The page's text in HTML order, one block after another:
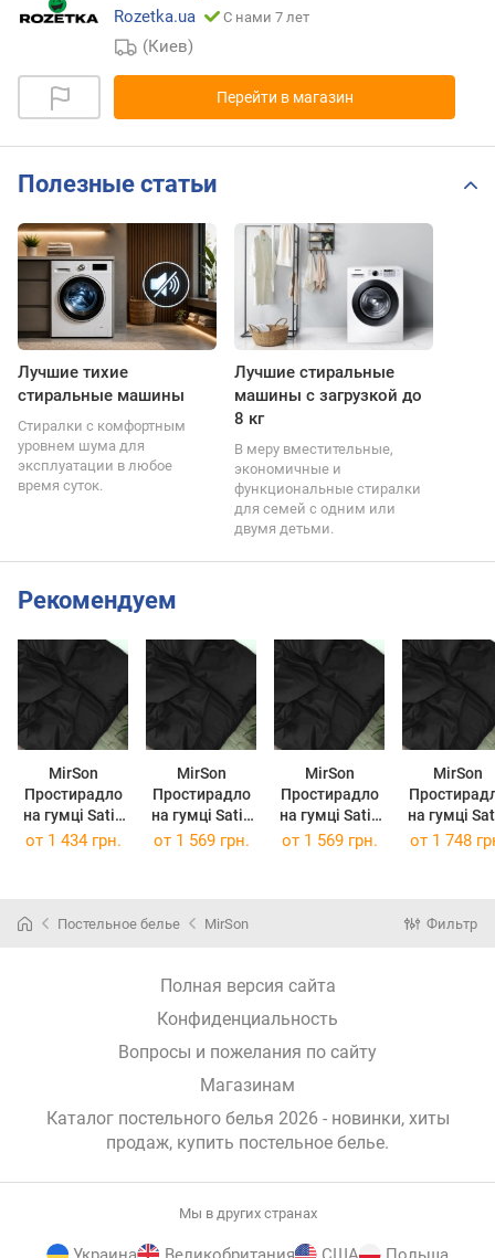
Rozetka.ua
С нами 7 лет
(Киев)
Перейти в магазин
Полезные статьи
Лучшие тихие
стиральные машины
Стиралки с комфортным
уровнем шума для
эксплуатации в любое
время суток.
Лучшие стиральные
машины с загрузкой до
8 кг
В меру вместительные,
экономичные и
функциональные стиралки
для семей с одним или
двумя детьми.
Рекомендуем
MirSon
Простирадло
на гумці Satin
Light Pro 10-
MirSon
Простирадло
на гумці Satin
Light Pro 10-
MirSon
Простирадло
на гумці Satin
Light Pro 10-
MirSon
на гумці Satin
Light Pro
от 1 434 грн. от 1 569 грн. от 1 569 грн. от 1 748
Постельное белье MirSon Фильтр
Полная версия сайта
Конфиденциальность
Вопросы и пожелания по сайту
Магазинам
Каталог постельного белья 2026 - новинки, хиты
продаж, купить постельное белье.
Мы в других странах